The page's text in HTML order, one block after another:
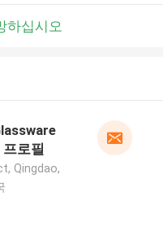
하십시오
로필
Qingdao,